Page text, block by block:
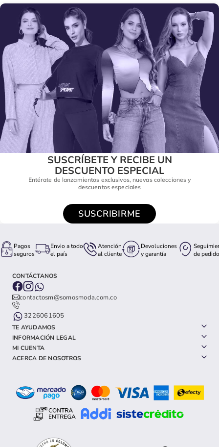
SUSCRÍBETE Y RECIBE UN
DESCUENTO ESPECIAL
Entérate de lanzamientos exclusivos, nuevas colecciones y
descuentos especiales
SUSCRIBIRME
Pagos
seguros
Envio a todo
el país
Atención
al cliente
Devoluciones
y garantía
de pedido
CONTÁCTANOS
contactosm@somosmoda.com.co
3226061605
TE AYUDAMOS
INFORMACIÓN LEGAL
MI CUENTA
ACERCA DE NOSOTROS